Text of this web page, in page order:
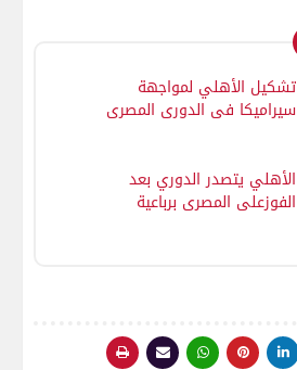
تشكيل الأهلي لمواجهة
سيراميكا فى الدورى المصرى
الأهلي يتصدر الدوري بعد
الفوزعلى المصري برباعية